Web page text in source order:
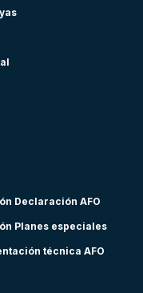
Declaración AFO
Planes especiales
técnica AFO